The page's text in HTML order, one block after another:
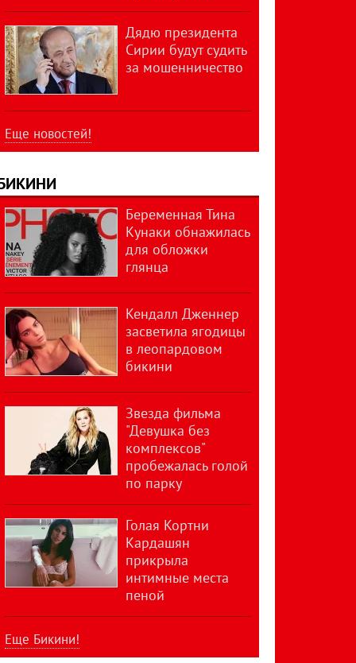
Дядю президента
Сирии будут судить
за мошенничество
Еще новостей!
Беременная Тина
Кунаки обнажилась
для обложки
глянца
Кендалл Дженнер
засветила ягодицы
в леопардовом
бикини
Звезда фильма
"Девушка без
комплексов"
пробежалась голой
по парку
Голая Кортни
Кардашян
прикрыла
интимные места
пеной
Еще Бикини!